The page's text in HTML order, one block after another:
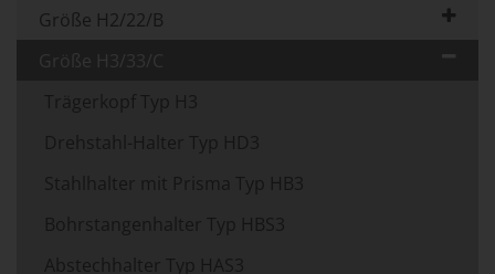
Größe H2/22/B
Größe H3/33/C